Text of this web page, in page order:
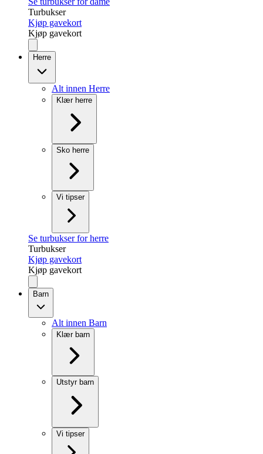
Turbukser
Kjøp gavekort
Kjøp gavekort
Herre
Alt innen Herre
Klær herre
Sko herre
Vi tipser
Se turbukser for herre
Turbukser
Kjøp gavekort
Kjøp gavekort
Barn
Alt innen Barn
Klær barn
Utstyr barn
Vi tipser